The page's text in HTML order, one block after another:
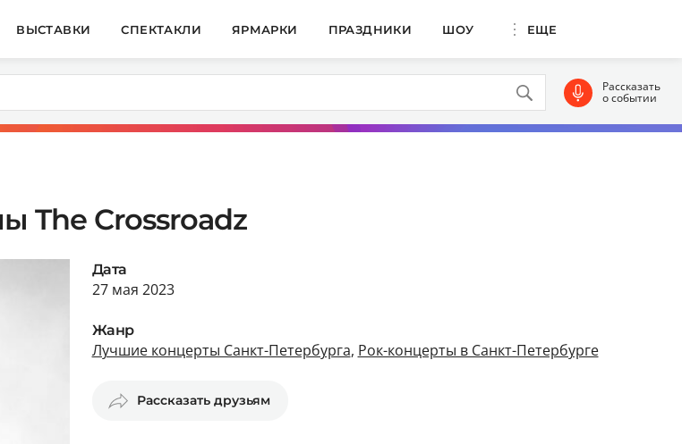
ВЫСТАВКИ СПЕКТАКЛИ ЯРМАРКИ ПРАЗДНИКИ ШОУ ЕЩЕ
Рассказать
о событии
The Crossroadz
Дата
27 мая 2023
Жанр
Лучшие концерты Санкт-Петербурга, Рок-концерты в Санкт-Петербурге
Рассказать друзьям